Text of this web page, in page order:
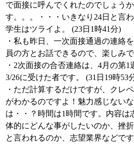
で面接に呼んでくれたのでしょう
す。。。・・・いきなり24日と言
学生はツライよ。 (23日1時41分)
・私も昨日、一次面接通過の連絡
員の方とお話できるので、楽しみ
・2次面接の合否連絡は、4月の第1
3/26に受けた者です。 (31日19時53
・ただ計算するだけですが、クレ
がわかるのですよ！魅力感じない
は・・？時間は1時間です。内容は
体的にどんな事がしたいのか、挫
と言われるのか、志望業界などで